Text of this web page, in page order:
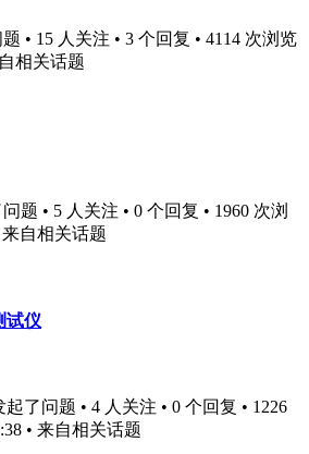
• 15 人关注 • 3 个回复 • 4114 次浏览
相关话题
题 • 5 人关注 • 0 个回复 • 1960 次浏
来自相关话题
试仪
起了问题 • 4 人关注 • 0 个回复 • 1226
• 来自相关话题